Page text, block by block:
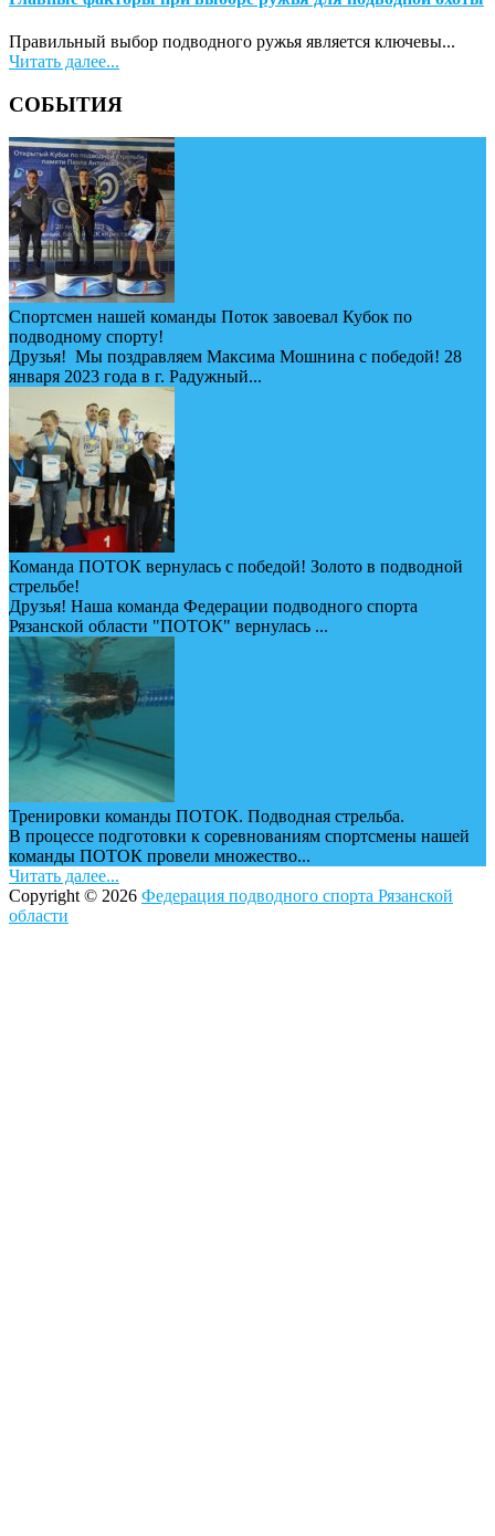
Правильный выбор подводного ружья является ключевы...
Читать далее...
СОБЫТИЯ
Спортсмен нашей команды Поток завоевал Кубок по
подводному спорту!
Друзья! Мы поздравляем Максима Мошнина с победой! 28
января 2023 года в г. Радужный...
Команда ПОТОК вернулась с победой! Золото в подводной
стрельбе!
Друзья! Наша команда Федерации подводного спорта
Рязанской области "ПОТОК" вернулась ...
Тренировки команды ПОТОК. Подводная стрельба.
В процессе подготовки к соревнованиям спортсмены нашей
команды ПОТОК провели множество...
Читать далее...
Copyright © 2026 Федерация подводного спорта Рязанской
области